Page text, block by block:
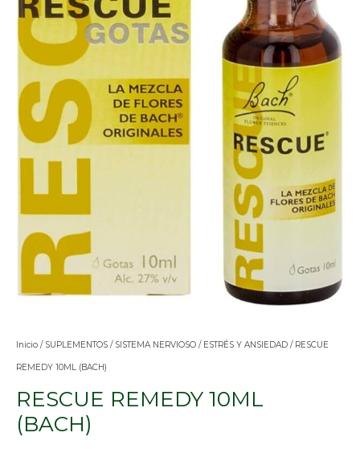
Inicio / SUPLEMENTOS / SISTEMA NERVIOSO / ESTRÉS Y ANSIEDAD / RESCUE
REMEDY 10ML (BACH)
RESCUE REMEDY 10ML
(BACH)